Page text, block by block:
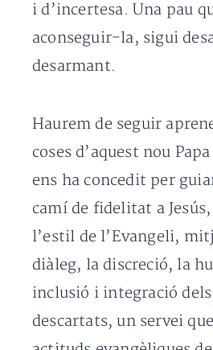
i d’incertesa. Una pau
aconseguir-la, sigui
desarmant.
Haurem de seguir
coses d’aquest nou
ens ha concedit per
camí de fidelitat a
l’estil de l’Evangeli,
diàleg, la discreció, la
inclusió i integració
descartats, un servei